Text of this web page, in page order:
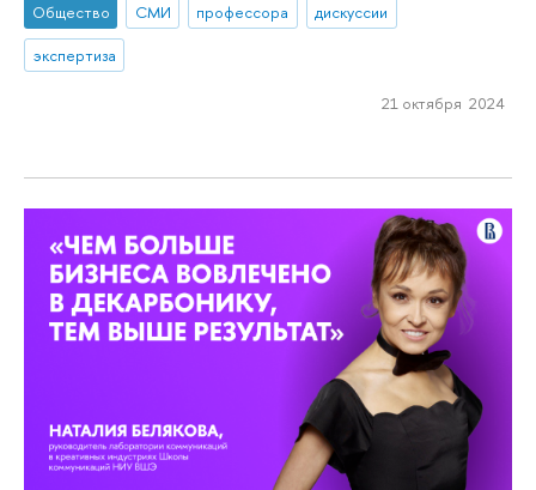
Общество СМИ профессора
дискуссии
экспертиза
21 октября 2024